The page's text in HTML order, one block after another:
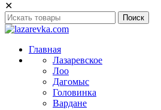
✕
Главная
Лазаревское
Лоо
Дагомыс
Головинка
Вардане